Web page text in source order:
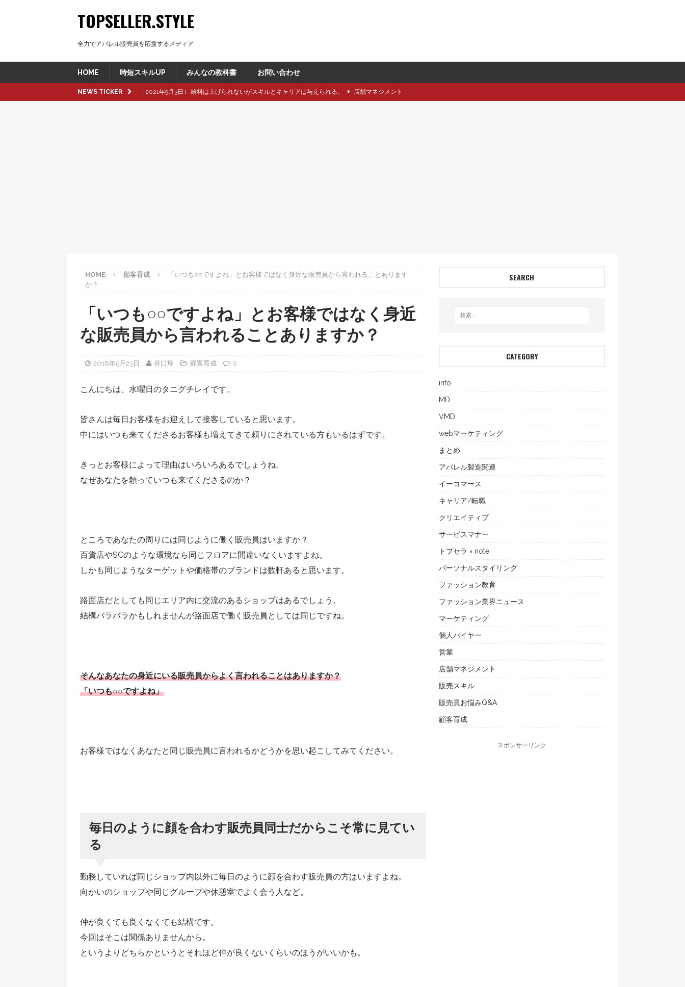
TOPSELLER.STYLE
全力でアパレル販売員を応援するメディア
HOME 時短スキルUP みんなの教科書 お問い合わせ
NEWS TICKER [ 2021年9月3日 ] 給料は上げられないがスキルとキャリアは与えられる。 店舗マネジメント
HOME 顧客育成
「いつも○○ですよね」とお客様ではなく身近な販売員から言われることあります
か？
「いつも○○ですよね」とお客様ではなく身近
な販売員から言われることありますか？
2018年5月23日 谷口玲 顧客育成 0
こんにちは、水曜日のタニグチレイです。
皆さんは毎日お客様をお迎えして接客していると思います。
中にはいつも来てくださるお客様も増えてきて頼りにされている方もいるはずです。
きっとお客様によって理由はいろいろあるでしょうね。
なぜあなたを頼っていつも来てくださるのか？
ところであなたの周りには同じように働く販売員はいますか？
百貨店やSCのような環境なら同じフロアに間違いなくいますよね。
しかも同じようなターゲットや価格帯のブランドは数軒あると思います。
路面店だとしても同じエリア内に交流のあるショップはあるでしょう。
結構バラバラかもしれませんが路面店で働く販売員としては同じですね。
そんなあなたの身近にいる販売員からよく言われることはありますか？
「いつも○○ですよね」
お客様ではなくあなたと同じ販売員に言われるかどうかを思い起こしてみてください。
毎日のように顔を合わす販売員同士だからこそ常に見てい
る
勤務していれば同じショップ内以外に毎日のように顔を合わす販売員の方はいますよね。
向かいのショップや同じグループや休憩室でよく会う人など。
仲が良くても良くなくても結構です。
今回はそこは関係ありませんから。
というよりどちらかというとそれほど仲が良くないくらいのほうがいいかも。
SEARCH
CATEGORY
info
MD
VMD
webマーケティング
まとめ
アパレル製造関連
イーコマース
キャリア/転職
クリエイティブ
サービスマナー
トプセラ × note
パーソナルスタイリング
ファッション教育
ファッション業界ニュース
マーケティング
個人バイヤー
営業
店舗マネジメント
販売スキル
販売員お悩みQ&A
顧客育成
スポンサーリンク